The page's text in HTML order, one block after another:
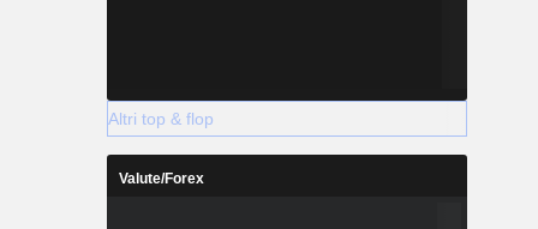
Altri top & flop
Valute/Forex